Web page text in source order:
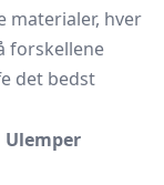
materialer, hver
forskellene
det bedst
Ulemper